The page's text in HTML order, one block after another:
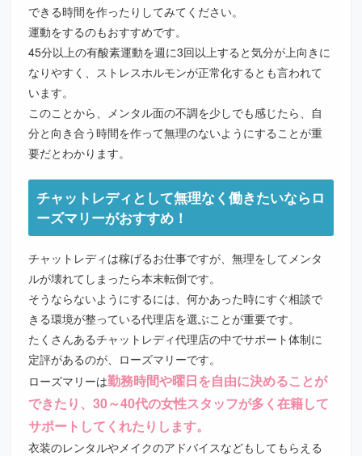
できる時間を作ったりしてみてください。
運動をするのもおすすめです。
45分以上の有酸素運動を週に3回以上すると気分が上向きに
なりやすく、ストレスホルモンが正常化するとも言われて
います。
このことから、メンタル面の不調を少しでも感じたら、自
分と向き合う時間を作って無理のないようにすることが重
要だとわかります。
チャットレディとして無理なく働きたいならロ
ーズマリーがおすすめ！
チャットレディは稼げるお仕事ですが、無理をしてメンタ
ルが壊れてしまったら本末転倒です。
そうならないようにするには、何かあった時にすぐ相談で
きる環境が整っている代理店を選ぶことが重要です。
たくさんあるチャットレディ代理店の中でサポート体制に
定評があるのが、 ローズマリーです。
ローズマリーは勤務時間や曜日を自由に決めることが
できたり、30～40代の女性スタッフが多く在籍して
サポートしてくれたりします。
衣装のレンタルやメイクのアドバイスなどもしてもらえる